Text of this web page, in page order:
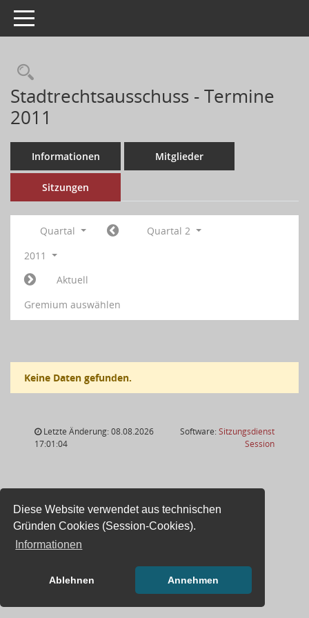
Diese Website verwendet aus technischen
Gründen Cookies (Session-Cookies).
Informationen
Ablehnen Annehmen
Toggle navigation
Stadtrechtsausschuss - Termine
2011
Informationen Mitglieder
Sitzungen
Quartal
Quartal 2
2011
Aktuell
Gremium auswählen
Keine Daten gefunden.
Letzte Änderung: 08.08.2026
17:01:04
Software:Sitzungsdienst
Session(Wird in